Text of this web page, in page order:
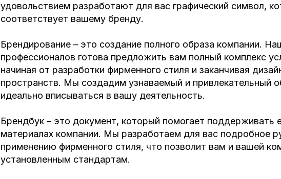
удовольствием разработают для вас графический символ,
соответствует вашему бренду.
Брендирование – это создание полного образа компании.
профессионалов готова предложить вам полный комплекс
начиная от разработки фирменного стиля и заканчивая
пространств. Мы создадим узнаваемый и привлекательный
идеально вписываться в вашу деятельность.
Брендбук – это документ, который помогает поддерживать
материалах компании. Мы разработаем для вас подробное
применению фирменного стиля, что позволит вам и вашей
установленным стандартам.